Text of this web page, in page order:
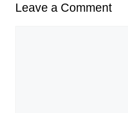
Leave a Comment